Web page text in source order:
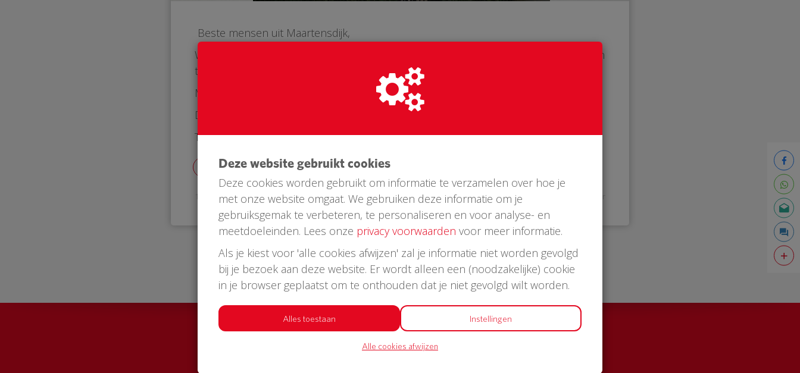
Beste mensen uit Maartensdijk,
Wij willen graag voor Maartensdijk een EAD inzamelen, deze komt dan te hangen aan
te buitenkant van het Thomashuis. We hopen dat u een donatie wilt doen!
Met vriendelijke groet,
Dennis en Nathalie
Thomashuis Maartensdijk
14 Oct 2018
Deze website gebruikt cookies
Deze cookies worden gebruikt om informatie te verzamelen over hoe je
met onze website omgaat. We gebruiken deze informatie om je
gebruiksgemak te verbeteren, te personaliseren en voor analyse- en
meetdoeleinden. Lees onze privacy voorwaarden voor meer informatie.
Als je kiest voor 'alle cookies afwijzen' zal je informatie niet worden gevolgd
bij je bezoek aan deze website. Er wordt alleen een (noodzakelijke) cookie
in je browser geplaatst om te onthouden dat je niet gevolgd wilt worden.
Alles toestaan Instellingen
Alle cookies afwijzen